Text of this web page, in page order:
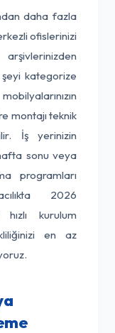
daha fazla
ofislerinizi
kategorize
montajı teknik
İş yerinizin
sonu veya
programları
2026
kurulum
en az